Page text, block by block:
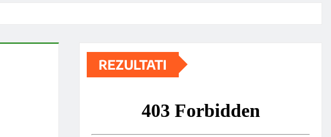
REZULTATI